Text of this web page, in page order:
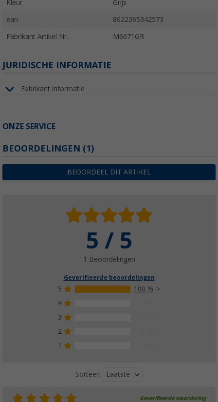
Kleur Grijs
ean 8022365342573
Fabrikant Artikel Nr. M6671GR
JURIDISCHE INFORMATIE
Fabrikant informatie
ONZE SERVICE
BEOORDELINGEN (1)
BEOORDEEL DIT ARTIKEL
5 / 5
1 Beoordelingen
Geverifieerde beoordelingen
5
100 %
4
3
2
1
Sorteer: Laatste
Geverifieerde waardering